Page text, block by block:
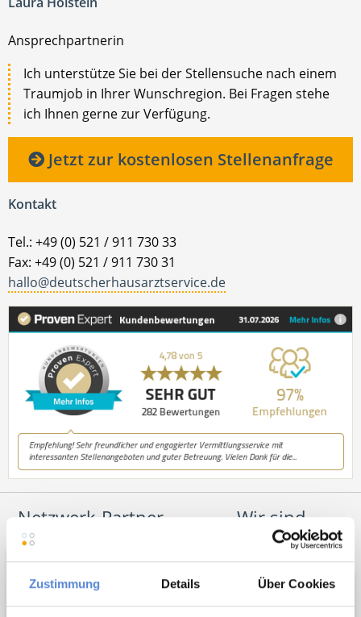
Zustimmung Details Über Cookies
Ansprechpartnerin
Ich unterstütze Sie bei der Stellensuche nach einem
Traumjob in Ihrer Wunschregion. Bei Fragen stehe
ich Ihnen gerne zur Verfügung.
Jetzt zur kostenlosen Stellenanfrage
Kontakt
Tel.: +49 (0) 521 / 911 730 33
Fax: +49 (0) 521 / 911 730 31
hallo@deutscherhausarztservice.de
Netzwerk-Partner
Wir sind
Unterstützer